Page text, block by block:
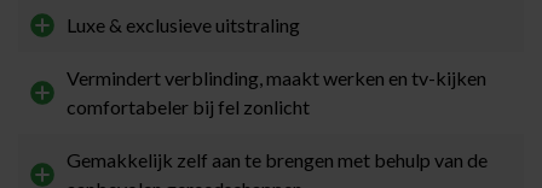
Luxe & exclusieve uitstraling
Vermindert verblinding, maakt werken en tv-kijken
comfortabeler bij fel zonlicht
Gemakkelijk zelf aan te brengen met behulp van de